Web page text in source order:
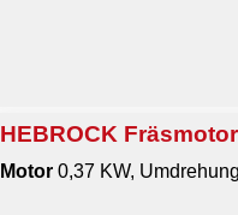
HEBROCK
Motor 0,37 KW,